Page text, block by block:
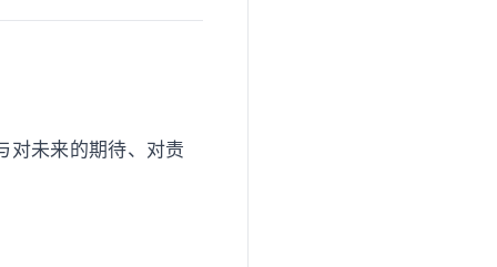
对未来的期待、对责